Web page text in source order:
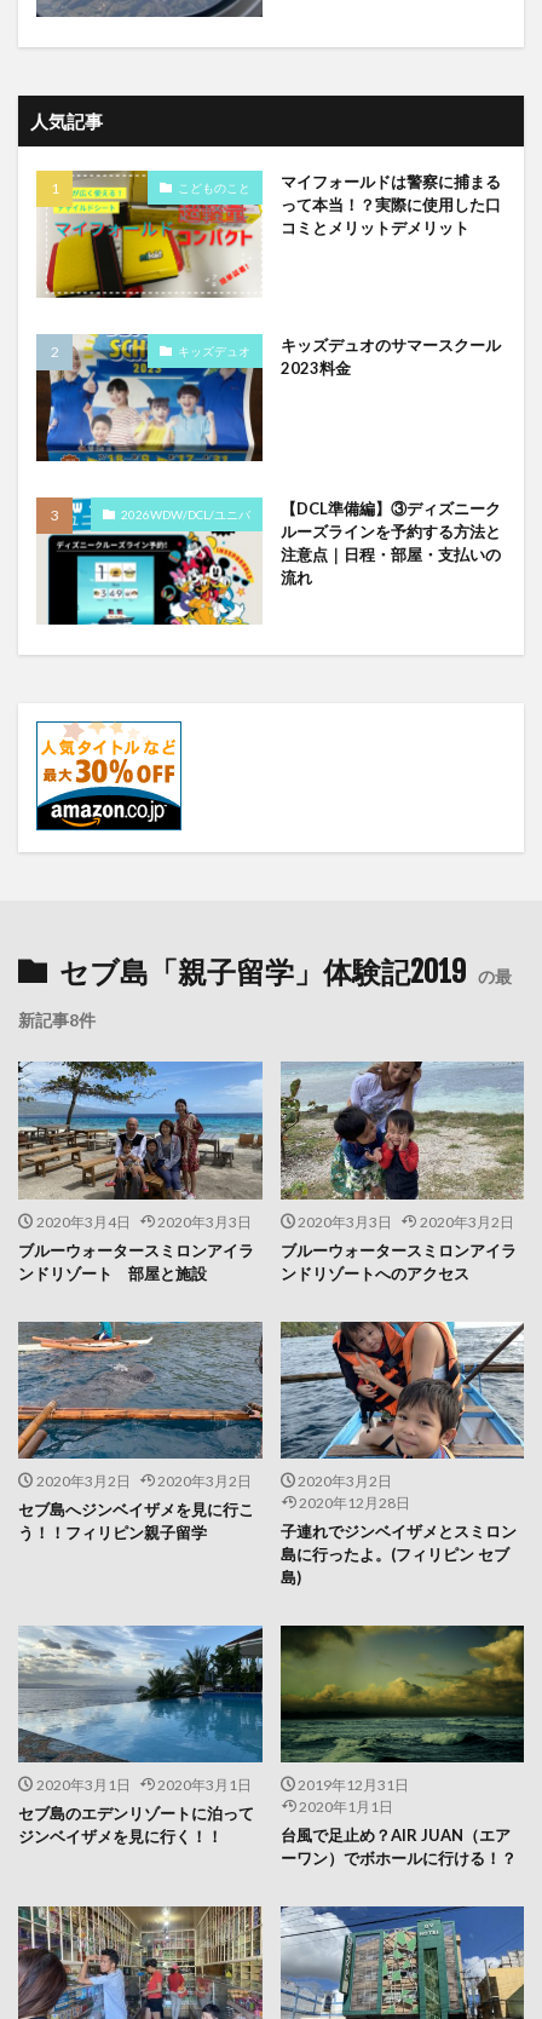
人気記事
こどものこと
マイフォールドは警察に捕まる
って本当！？実際に使用した口
コミとメリットデメリット
キッズデュオ
キッズデュオのサマースクール
2023料金
2026WDW/DCL/ユニバ
【DCL準備編】③ディズニーク
ルーズラインを予約する方法と
注意点｜日程・部屋・支払いの
流れ
セブ島「親子留学」体験記2019 の最
新記事8件
2020年3月4日 2020年3月3日
ブルーウォータースミロンアイラ
ンドリゾート 部屋と施設
2020年3月3日 2020年3月2日
ブルーウォータースミロンアイラ
ンドリゾートへのアクセス
2020年3月2日 2020年3月2日
セブ島へジンベイザメを見に行こ
う！！フィリピン親子留学
2020年3月2日
2020年12月28日
子連れでジンベイザメとスミロン
島に行ったよ。(フィリピン セブ
島)
2020年3月1日 2020年3月1日
セブ島のエデンリゾートに泊って
ジンベイザメを見に行く！！
2019年12月31日
2020年1月1日
台風で足止め？AIR JUAN（エア
ーワン）でボホールに行ける！？